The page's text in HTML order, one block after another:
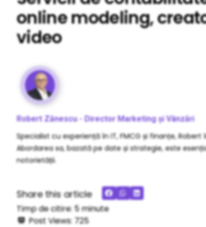
online modeling,
video
Robert Zănescu - Director Marketing și Vânzări
Specialist cu experiență în IT, FMCG și finanțe,
Abordarea sa, bazată pe date și strategie, este
notorietății.
Share this article
Timp de citire: 5minute
Post Views: 725